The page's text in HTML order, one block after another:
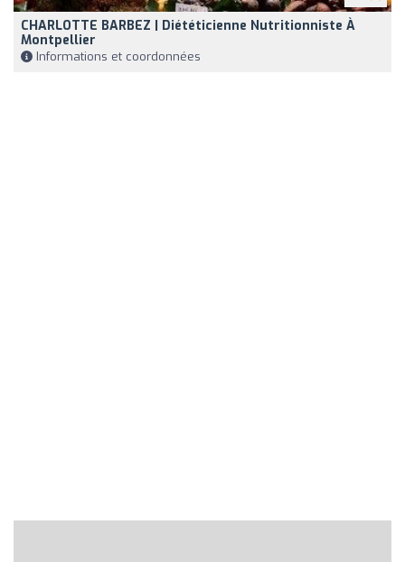
CHARLOTTE BARBEZ | Diététicienne Nutritionniste À
Montpellier
Informations et coordonnées